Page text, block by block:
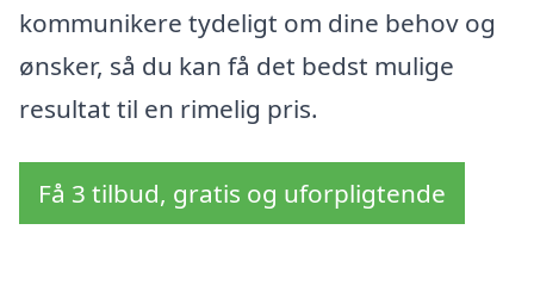
kommunikere tydeligt om dine behov og
ønsker, så du kan få det bedst mulige
resultat til en rimelig pris.
Få 3 tilbud, gratis og uforpligtende